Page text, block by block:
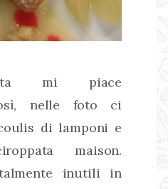
mi piace
nelle foto ci
di lamponi e
maison.
inutili in